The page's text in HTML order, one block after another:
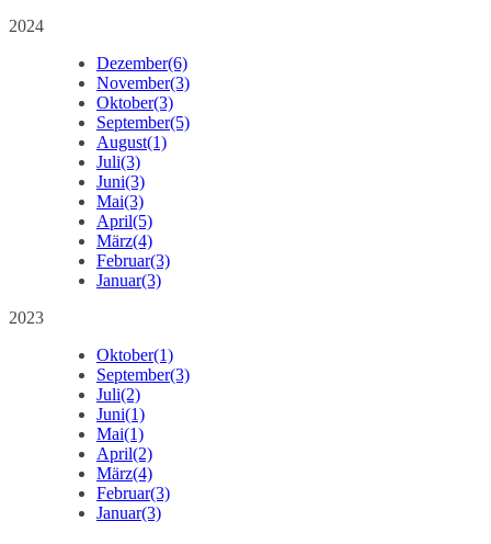
2024
Dezember(6)
November(3)
Oktober(3)
September(5)
August(1)
Juli(3)
Juni(3)
Mai(3)
April(5)
März(4)
Februar(3)
Januar(3)
2023
Oktober(1)
September(3)
Juli(2)
Juni(1)
Mai(1)
April(2)
März(4)
Februar(3)
Januar(3)